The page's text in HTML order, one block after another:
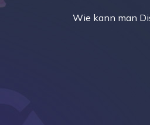
Wie kann man